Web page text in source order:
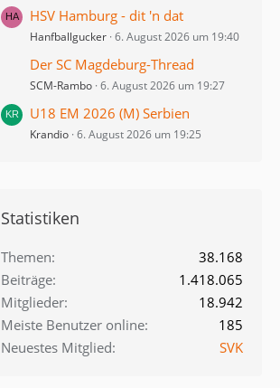
HSV Hamburg - dit 'n dat
Hanfballgucker 6. August 2026 um 19:40
Der SC Magdeburg-Thread
SCM-Rambo 6. August 2026 um 19:27
U18 EM 2026 (M) Serbien
Krandio 6. August 2026 um 19:25
Statistiken
Themen
38.168
Beiträge
1.418.065
Mitglieder
18.942
Meiste Benutzer online
185
Neuestes Mitglied
SVK